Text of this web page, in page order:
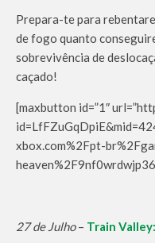
Prepara-te para
de fogo quanto
sobrevivência de
caçado!
[maxbutton id=”1″
xbox.com%2Fpt-
27 de Julho– Train